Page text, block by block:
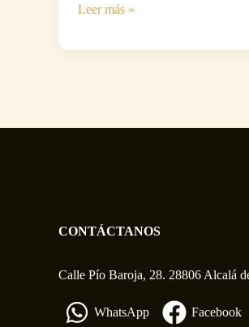
Curso
catequistas
Leer más »
CONTÁCTANOS
Calle Pío Baroja, 28. 28806 Alcalá
WhatsApp Facebook